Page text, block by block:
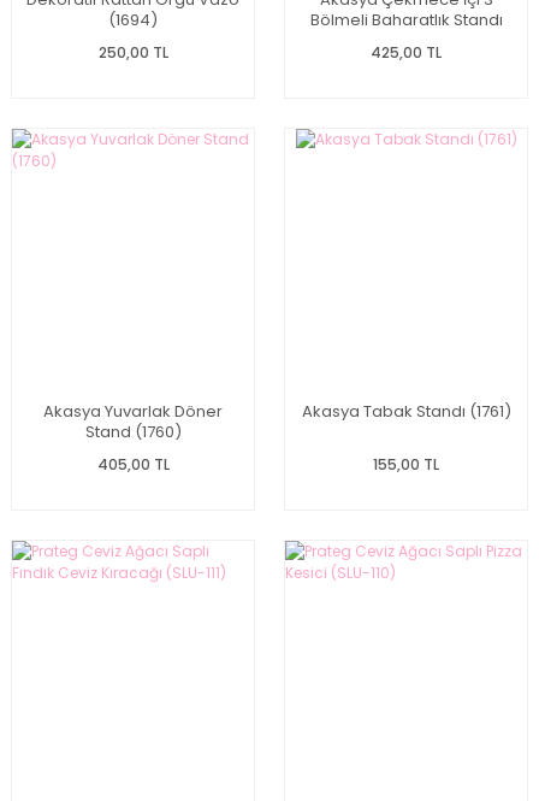
(1694)
250,00 TL
Bölmeli Baharatlık Standı
425,00 TL
Akasya Yuvarlak Döner
Stand (1760)
405,00 TL
Akasya Tabak Standı (1761)
155,00 TL